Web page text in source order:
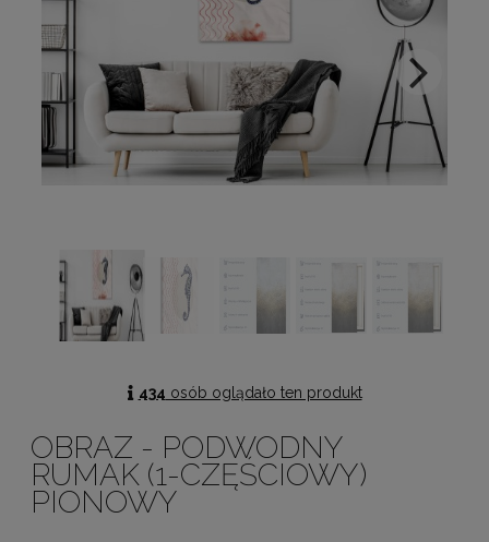
434 osób oglądało ten produkt
OBRAZ - PODWODNY
RUMAK (1-CZĘŚCIOWY)
PIONOWY